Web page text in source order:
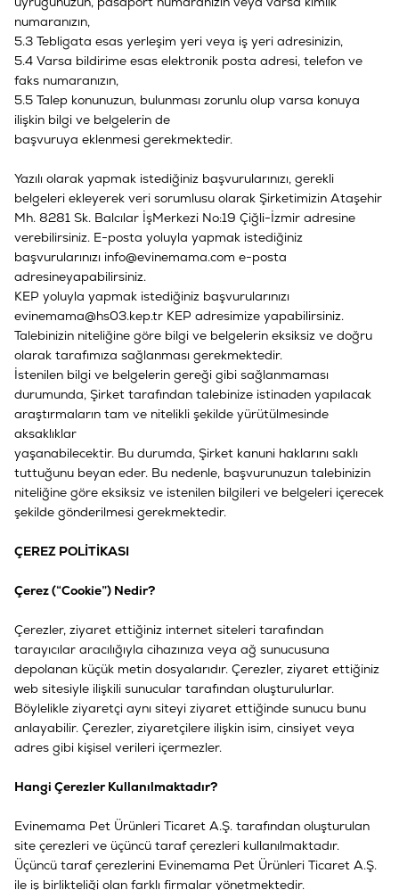
numaranızın,
5.3 Tebligata esas yerleşim yeri veya iş yeri adresinizin,
5.4 Varsa bildirime esas elektronik posta adresi, telefon ve
faks numaranızın,
5.5 Talep konunuzun, bulunması zorunlu olup varsa konuya
ilişkin bilgi ve belgelerin de
başvuruya eklenmesi gerekmektedir.
Yazılı olarak yapmak istediğiniz başvurularınızı, gerekli
belgeleri ekleyerek veri sorumlusu olarak Şirketimizin Ataşehir
Mh. 8281 Sk. Balcılar İşMerkezi No:19 Çiğli-İzmir adresine
verebilirsiniz. E-posta yoluyla yapmak istediğiniz
başvurularınızı info@evinemama.com e-posta
adresineyapabilirsiniz.
KEP yoluyla yapmak istediğiniz başvurularınızı
evinemama@hs03.kep.tr KEP adresimize yapabilirsiniz.
Talebinizin niteliğine göre bilgi ve belgelerin eksiksiz ve doğru
olarak tarafımıza sağlanması gerekmektedir.
İstenilen bilgi ve belgelerin gereği gibi sağlanmaması
durumunda, Şirket tarafından talebinize istinaden yapılacak
araştırmaların tam ve nitelikli şekilde yürütülmesinde
aksaklıklar
yaşanabilecektir. Bu durumda, Şirket kanuni haklarını saklı
tuttuğunu beyan eder. Bu nedenle, başvurunuzun talebinizin
niteliğine göre eksiksiz ve istenilen bilgileri ve belgeleri içerecek
şekilde gönderilmesi gerekmektedir.
ÇEREZ POLİTİKASI
Çerez (“Cookie”) Nedir?
Çerezler, ziyaret ettiğiniz internet siteleri tarafından
tarayıcılar aracılığıyla cihazınıza veya ağ sunucusuna
depolanan küçük metin dosyalarıdır. Çerezler, ziyaret ettiğiniz
web sitesiyle ilişkili sunucular tarafından oluşturulurlar.
Böylelikle ziyaretçi aynı siteyi ziyaret ettiğinde sunucu bunu
anlayabilir. Çerezler, ziyaretçilere ilişkin isim, cinsiyet veya
adres gibi kişisel verileri içermezler.
Hangi Çerezler Kullanılmaktadır?
Evinemama Pet Ürünleri Ticaret A.Ş. tarafından oluşturulan
site çerezleri ve üçüncü taraf çerezleri kullanılmaktadır.
Üçüncü taraf çerezlerini Evinemama Pet Ürünleri Ticaret A.Ş.
ile iş birlikteliği olan farklı firmalar yönetmektedir.